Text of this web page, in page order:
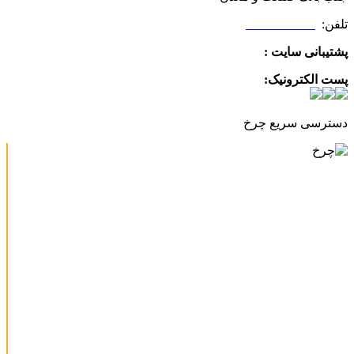
تلفن:
پشتیبانی سایت :
پست الکترونیک:
دسترسی سریع چرخ